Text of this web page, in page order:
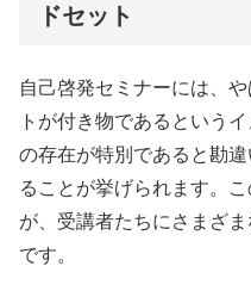
ドセット
自己啓発セミナーには、
トが付き物であるという
の存在が特別であると勘
ることが挙げられます。
が、受講者たちにさまざ
です。